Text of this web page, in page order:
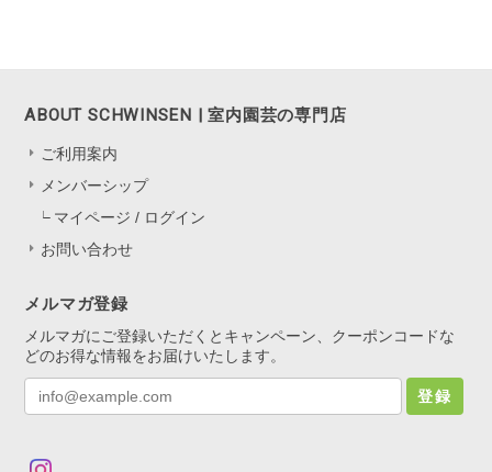
ABOUT SCHWINSEN | 室内園芸の専門店
ご利用案内
メンバーシップ
マイページ / ログイン
お問い合わせ
メルマガ登録
メルマガにご登録いただくとキャンペーン、クーポンコードな
どのお得な情報をお届けいたします。
登録